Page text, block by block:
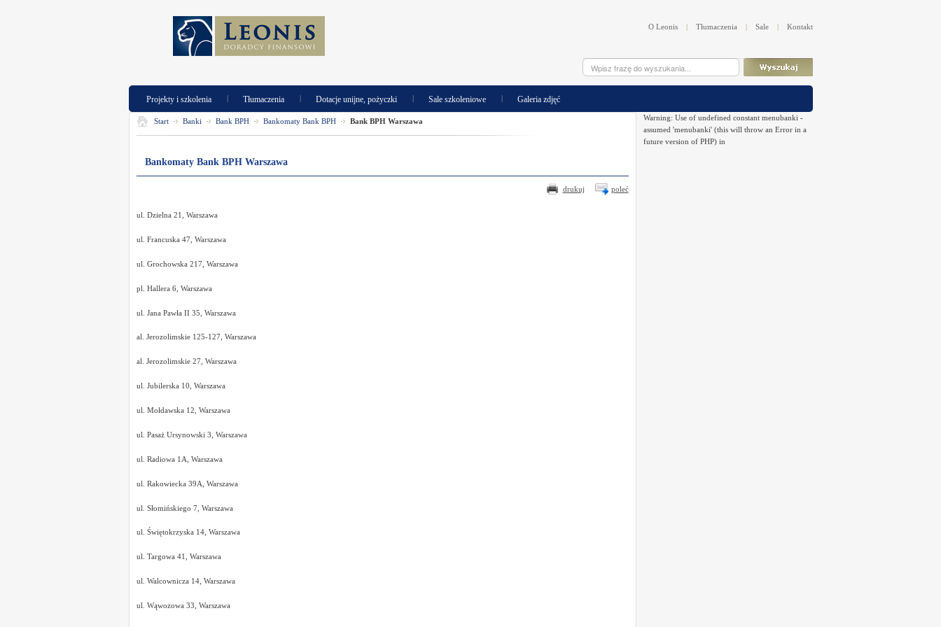
O Leonis | Tłumaczenia | Sale | Kontakt
Projekty i szkolenia | Tłumaczenia | Dotacje unijne, pożyczki | Sale szkoleniowe | Galeria zdjęć
Start Banki Bank BPH Bankomaty Bank BPH Bank BPH Warszawa
Bankomaty Bank BPH Warszawa
poleć
drukuj
ul. Dzielna 21, Warszawa
ul. Francuska 47, Warszawa
ul. Grochowska 217, Warszawa
pl. Hallera 6, Warszawa
ul. Jana Pawła II 35, Warszawa
al. Jerozolimskie 125-127, Warszawa
al. Jerozolimskie 27, Warszawa
ul. Jubilerska 10, Warszawa
ul. Mołdawska 12, Warszawa
ul. Pasaż Ursynowski 3, Warszawa
ul. Radiowa 1A, Warszawa
ul. Rakowiecka 39A, Warszawa
ul. Słomińskiego 7, Warszawa
ul. Świętokrzyska 14, Warszawa
ul. Targowa 41, Warszawa
ul. Walcownicza 14, Warszawa
ul. Wąwozowa 33, Warszawa
Warning: Use of undefined constant menubanki -
assumed 'menubanki' (this will throw an Error in a
future version of PHP) in